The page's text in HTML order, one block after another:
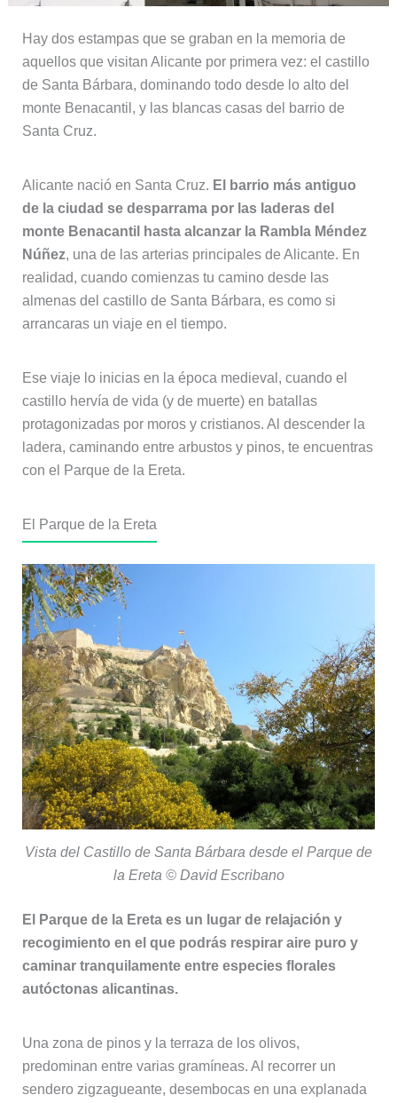
Hay dos estampas que se graban en la memoria de
aquellos que visitan Alicante por primera vez: el castillo
de Santa Bárbara, dominando todo desde lo alto del
monte Benacantil, y las blancas casas del barrio de
Santa Cruz.
Alicante nació en Santa Cruz. El barrio más antiguo
de la ciudad se desparrama por las laderas del
monte Benacantil hasta alcanzar la Rambla Méndez
Núñez, una de las arterias principales de Alicante. En
realidad, cuando comienzas tu camino desde las
almenas del castillo de Santa Bárbara, es como si
arrancaras un viaje en el tiempo.
Ese viaje lo inicias en la época medieval, cuando el
castillo hervía de vida (y de muerte) en batallas
protagonizadas por moros y cristianos. Al descender la
ladera, caminando entre arbustos y pinos, te encuentras
con el Parque de la Ereta.
El Parque de la Ereta
Vista del Castillo de Santa Bárbara desde el Parque de
la Ereta © David Escribano
El Parque de la Ereta es un lugar de relajación y
recogimiento en el que podrás respirar aire puro y
caminar tranquilamente entre especies florales
autóctonas alicantinas.
Una zona de pinos y la terraza de los olivos,
predominan entre varias gramíneas. Al recorrer un
sendero zigzagueante, desembocas en una explanada